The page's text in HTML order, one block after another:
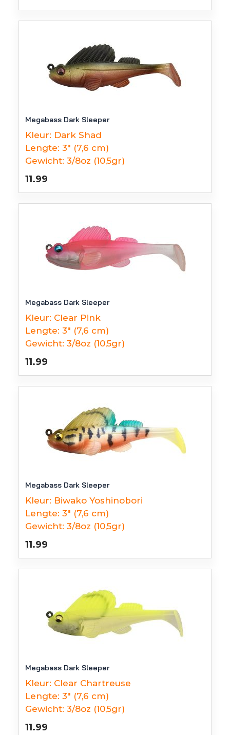
Megabass Dark Sleeper
Kleur: Dark Shad
Lengte: 3" (7,6 cm)
Gewicht: 3/8oz (10,5gr)
11.99
Megabass Dark Sleeper
Kleur: Clear Pink
Lengte: 3" (7,6 cm)
Gewicht: 3/8oz (10,5gr)
11.99
Megabass Dark Sleeper
Kleur: Biwako Yoshinobori
Lengte: 3" (7,6 cm)
Gewicht: 3/8oz (10,5gr)
11.99
Megabass Dark Sleeper
Kleur: Clear Chartreuse
Lengte: 3" (7,6 cm)
Gewicht: 3/8oz (10,5gr)
11.99